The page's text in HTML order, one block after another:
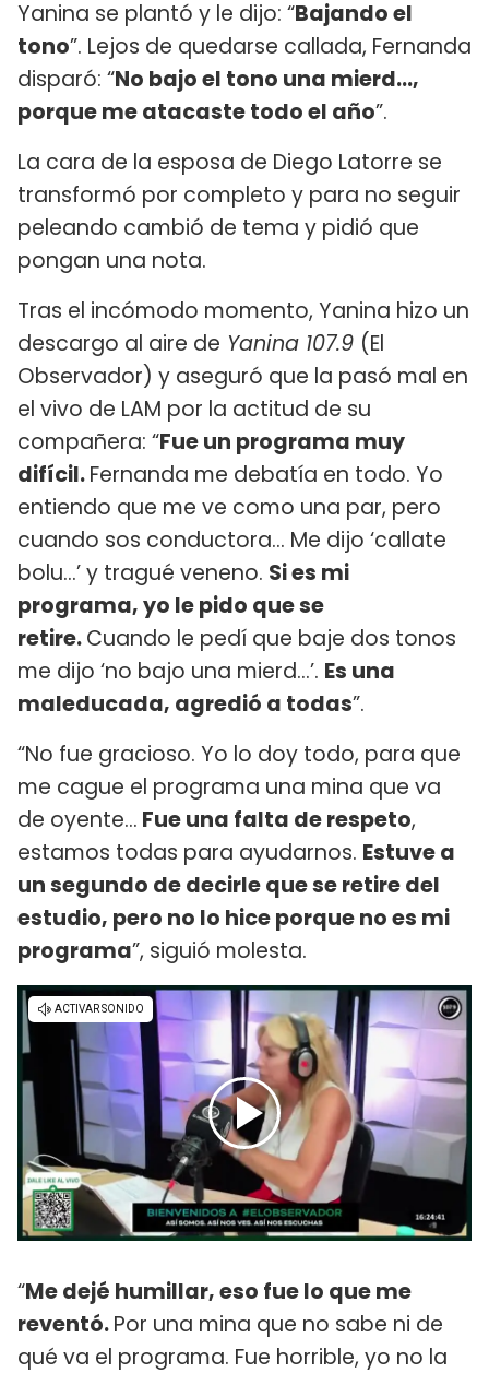
Yanina se plantó y le dijo: “Bajando el
tono”. Lejos de quedarse callada, Fernanda
disparó: “No bajo el tono una mierd…,
porque me atacaste todo el año”.
La cara de la esposa de Diego Latorre se
transformó por completo y para no seguir
peleando cambió de tema y pidió que
pongan una nota.
Tras el incómodo momento, Yanina hizo un
descargo al aire de Yanina 107.9 (El
Observador) y aseguró que la pasó mal en
el vivo de LAM por la actitud de su
compañera: “Fue un programa muy
difícil.Fernanda me debatía en todo. Yo
entiendo que me ve como una par, pero
cuando sos conductora… Me dijo ‘callate
bolu…’ y tragué veneno. Si es mi
programa, yo le pido que se
retire.Cuando le pedí que baje dos tonos
me dijo ‘no bajo una mierd…’. Es una
maleducada, agredió a todas”.
“No fue gracioso. Yo lo doy todo, para que
me cague el programa una mina que va
de oyente… Fue una falta de respeto,
estamos todas para ayudarnos. Estuve a
un segundo de decirle que se retire del
estudio, pero no lo hice porque no es mi
programa”, siguió molesta.
“Me dejé humillar, eso fue lo que me
reventó.Por una mina que no sabe ni de
qué va el programa. Fue horrible, yo no la